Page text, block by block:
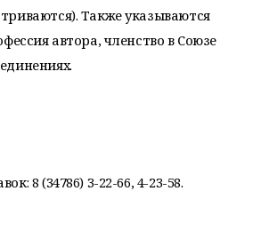
Также указываются
автора, членство в Союзе
8 (34786) 3-22-66, 4-23-58.